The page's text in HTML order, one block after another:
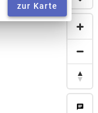
chat
zur Karte